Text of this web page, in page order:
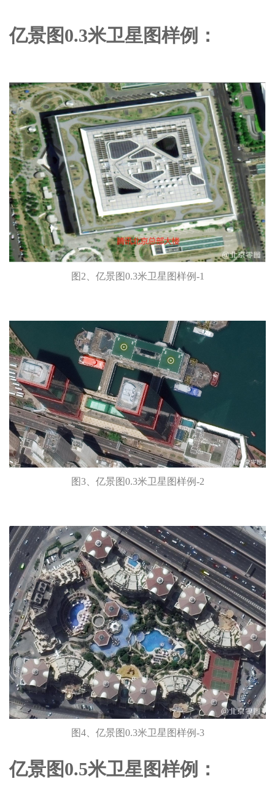
亿景图0.3米卫星图样例：
图2、亿景图0.3米卫星图样例-1
图3、亿景图0.3米卫星图样例-2
图4、亿景图0.3米卫星图样例-3
亿景图0.5米卫星图样例：